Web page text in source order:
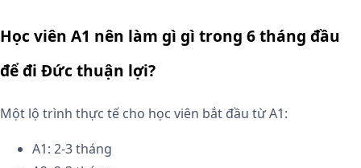
Học viên A1 nên làm gì gì trong 6 tháng đầu
để đi Đức thuận lợi?
Một lộ trình thực tế cho học viên bắt đầu từ A1:
A1: 2-3 tháng